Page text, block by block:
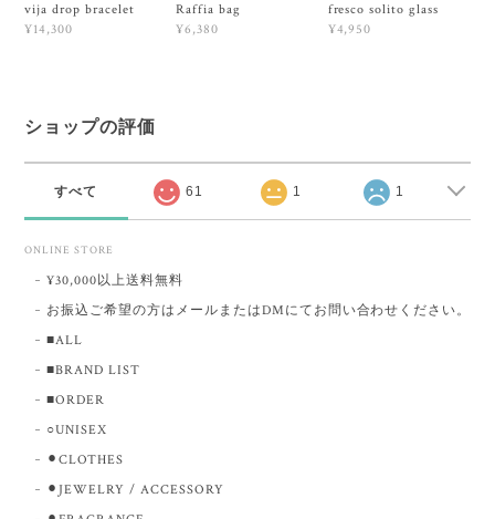
vija drop bracelet
¥14,300
Raffia bag
¥6,380
fresco solito glass
¥4,950
ショップの評価
すべて 61 1 1
ONLINE STORE
¥30,000以上送料無料
お振込ご希望の方はメールまたはDMにてお問い合わせください。
■ALL
■BRAND LIST
■ORDER
○UNISEX
⚫︎CLOTHES
⚫︎JEWELRY / ACCESSORY